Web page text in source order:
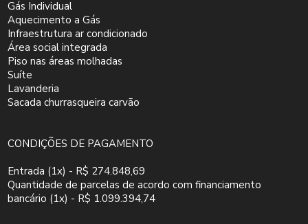
Gás Individual
Aquecimento a Gás
Infraestrutura ar condicionado
Área social integrada
Piso nas áreas molhadas
Suíte
Lavanderia
Sacada churrasqueira carvão
CONDIÇÕES DE PAGAMENTO
Entrada (1x) - R$ 274.848,69
Quantidade de parcelas de acordo com financiamento
bancário (1x) - R$ 1.099.394,74